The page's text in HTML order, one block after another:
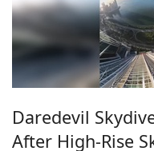
Daredevil
After High-Rise